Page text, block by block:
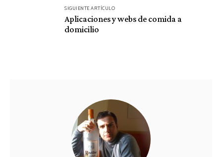
SIGUIENTE ARTÍCULO
Aplicaciones y webs de comida a
domicilio